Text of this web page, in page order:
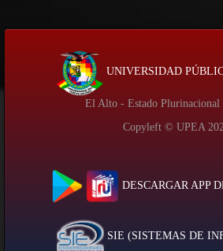
UNIVERSIDAD
El Alto - Estado Plurinacional
Copyleft © UPEA
DESCARGAR APP
SIE (SISTEMAS DE